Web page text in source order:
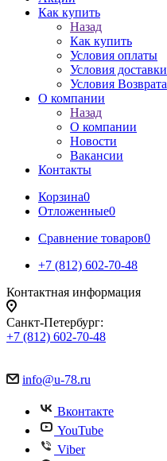
Как купить
Назад
Как купить
Условия оплаты
Условия доставки
Условия Возврата
О компании
Назад
О компании
Новости
Вакансии
Контакты
Корзина0
Отложенные0
Сравнение товаров0
+7 (812) 602-70-48
Контактная информация
Санкт-Петербург:
+7 (812) 602-70-48
info@u-78.ru
Вконтакте
YouTube
Viber